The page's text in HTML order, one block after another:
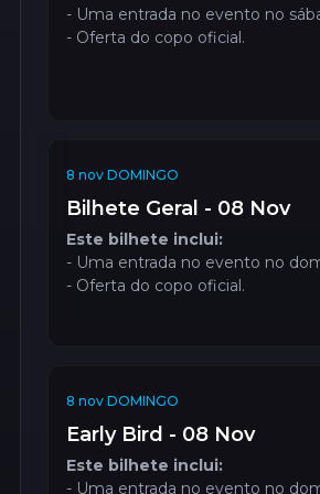
- Uma entrada no evento no
- Oferta do copo oficial.
8 nov DOMINGO
Bilhete Geral - 08 Nov
Este bilhete inclui:
- Uma entrada no evento no
- Oferta do copo oficial.
8 nov DOMINGO
Early Bird - 08 Nov
Este bilhete inclui:
- Uma entrada no evento no